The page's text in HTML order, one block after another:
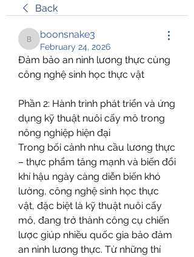
Back
boonsnake3
boonsnake3
February 24, 2026
Đảm bảo an ninh lương thực cùng
công nghệ sinh học thực vật
Phần 2: Hành trình phát triển và ứng
dụng kỹ thuật nuôi cấy mô trong
nông nghiệp hiện đại
Trong bối cảnh nhu cầu lương thực
– thực phẩm tăng mạnh và biến đổi
khí hậu ngày càng diễn biến khó
lường, công nghệ sinh học thực
vật, đặc biệt là kỹ thuật nuôi cấy
mô, đang trở thành công cụ chiến
lược giúp nhiều quốc gia bảo đảm
an ninh lương thực. Từ những thí